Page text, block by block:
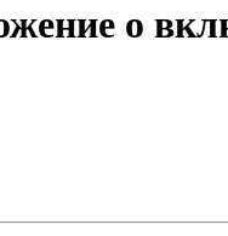
о